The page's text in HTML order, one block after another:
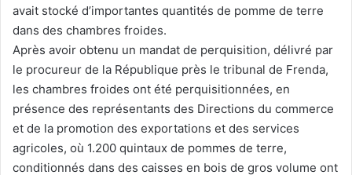
avait stocké d’importantes quantités de pomme de terre
dans des chambres froides.
Après avoir obtenu un mandat de perquisition, délivré par
le procureur de la République près le tribunal de Frenda,
les chambres froides ont été perquisitionnées, en
présence des représentants des Directions du commerce
et de la promotion des exportations et des services
agricoles, où 1.200 quintaux de pommes de terre,
conditionnés dans des caisses en bois de gros volume ont